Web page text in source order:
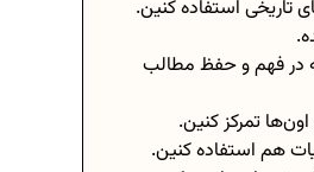
تاریخی استفاده کنین.
در فهم و حفظ مطالب
تمرکز کنین.
هم استفاده کنین.